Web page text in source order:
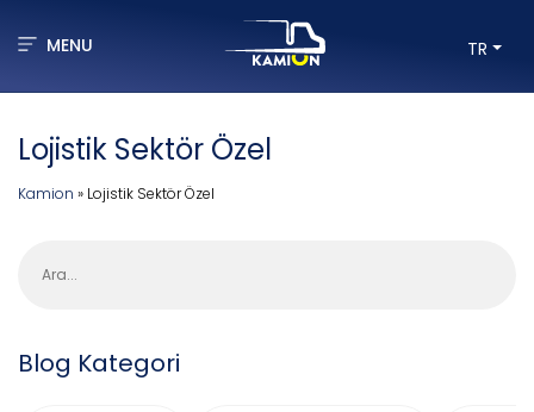
MENU TR
Lojistik Sektör Özel
Kamion » Lojistik Sektör Özel
Blog Kategori